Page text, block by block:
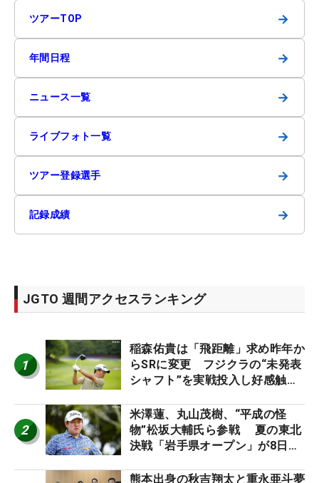
ツアーTOP →
年間日程 →
ニュース一覧 →
ライブフォト一覧 →
ツアー登録選手 →
記録成績 →
JGTO 週間アクセスランキング
1
稲森佑貴は「飛距離」求め昨年か
らSRに変更 フジクラの“未発表
シャフト”を実戦投入し好感触
ーのヒトネタ！】
2
米澤蓮、丸山茂樹、“平成の怪
物”松坂大輔氏ら参戦 夏の東北
決戦「岩手県オープン」が8日開
熊本出身の秋吉翔太と重永亜斗夢